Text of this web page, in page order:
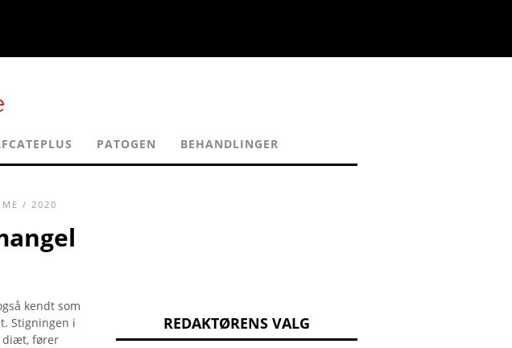
PATOGEN BEHANDLINGER
/ 2020
kendt som
Stigningen i
diæt, fører
REDAKTØRENS VALG